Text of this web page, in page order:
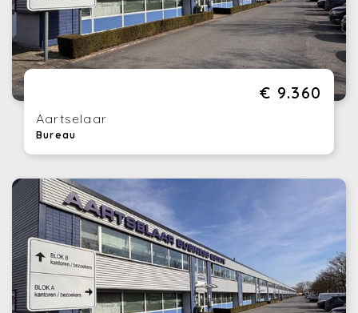
€ 9.360
Aartselaar
Bureau